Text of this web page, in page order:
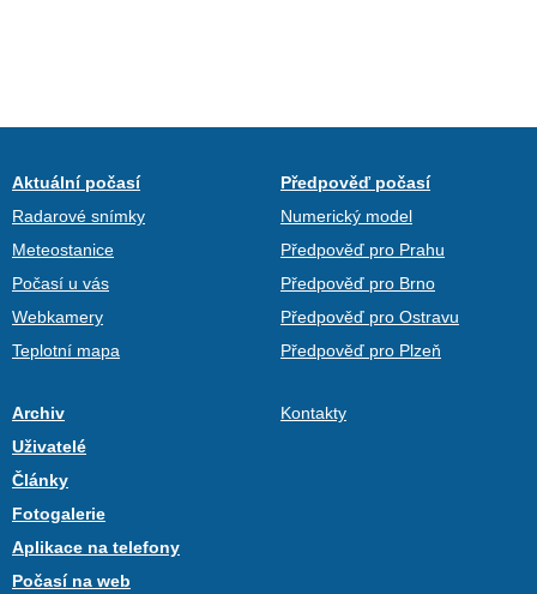
Aktuální počasí
Radarové snímky
Meteostanice
Počasí u vás
Webkamery
Teplotní mapa
Předpověď počasí
Numerický model
Předpověď pro Prahu
Předpověď pro Brno
Předpověď pro Ostravu
Předpověď pro Plzeň
Archiv
Uživatelé
Články
Fotogalerie
Aplikace na telefony
Počasí na web
Kontakty